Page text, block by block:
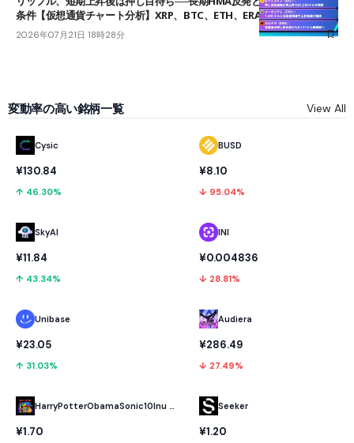
条件【仮想通貨チャート分析】XRP、BTC、ETH、ERA
2026年07月21日 18時28分
変動率の高い銘柄一覧 View All
Cysic
¥130.84
↑ 46.30%
SkyAI
¥11.84
↑ 43.34%
Unibase
¥23.05
↑ 31.03%
HarryPotterObamaSonic10Inu (ETH)
¥1.70
BUSD
¥8.10
↓ 95.04%
INI
¥0.004836
↓ 28.81%
Audiera
¥286.49
↓ 27.49%
Seeker
¥1.20